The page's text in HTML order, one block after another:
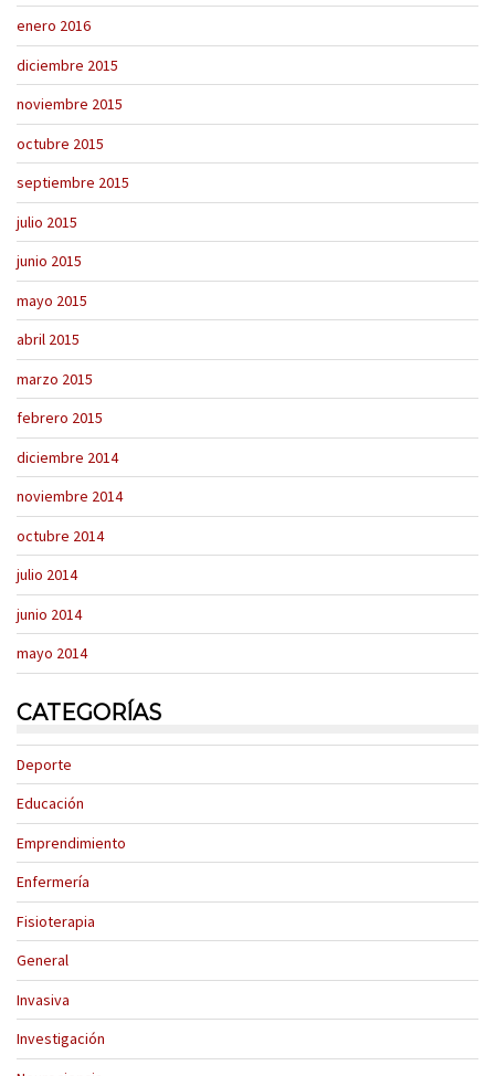
enero 2016
diciembre 2015
noviembre 2015
octubre 2015
septiembre 2015
julio 2015
junio 2015
mayo 2015
abril 2015
marzo 2015
febrero 2015
diciembre 2014
noviembre 2014
octubre 2014
julio 2014
junio 2014
mayo 2014
CATEGORÍAS
Deporte
Educación
Emprendimiento
Enfermería
Fisioterapia
General
Invasiva
Investigación